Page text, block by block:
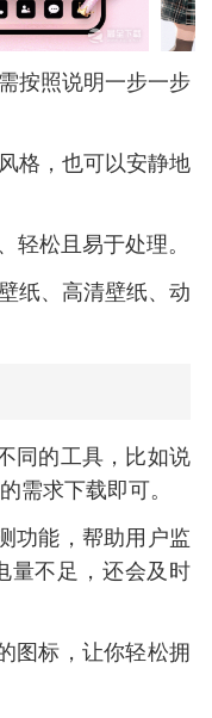
按照说明一步一步
格，也可以安静地
轻松且易于处理。
纸、高清壁纸、动
同的工具，比如说
需求下载即可。
功能，帮助用户监
量不足，还会及时
图标，让你轻松拥